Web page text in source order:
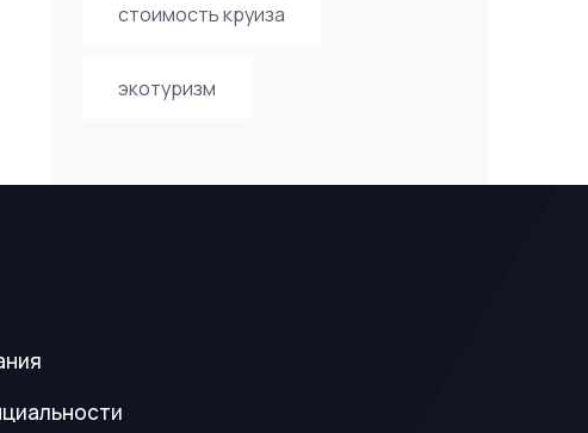
стоимость круиза
экотуризм